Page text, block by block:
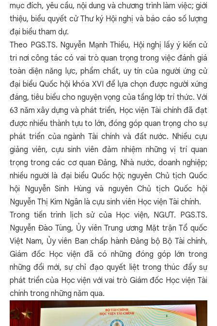
mục đích, yêu cầu, nội dung và chương trình làm việc; giới
thiệu, biểu quyết cử Thư ký Hội nghị và báo cáo số lượng
đại biểu tham dự.
Theo PGS.TS. Nguyễn Mạnh Thiều, Hội nghị lấy ý kiến cử
tri nơi công tác có vai trò quan trọng trong việc đánh giá
toàn diện năng lực, phẩm chất, uy tín của người ứng cử
đại biểu Quốc hội khóa XVI để lựa chọn được người xứng
đáng, tiêu biểu cho nguyện vọng của tầng lớp trí thức. Với
63 năm xây dựng và phát triển, Học viện Tài chính đã đạt
được nhiều thành tựu to lớn, đóng góp quan trọng cho sự
phát triển của ngành Tài chính và đất nước. Nhiều cựu
giảng viên, cựu sinh viên đảm nhiệm những vị trí quan
trọng trong các cơ quan Đảng, Nhà nước, doanh nghiệp;
nhiều người là đại biểu Quốc hội; nguyên Chủ tịch Quốc
hội Nguyễn Sinh Hùng và nguyên Chủ tịch Quốc hội
Nguyễn Thị Kim Ngân là cựu sinh viên Học viện Tài chính.
Trong tiến trình lịch sử của Học viện, NGƯT. PGS.TS.
Nguyễn Đào Tùng, Ủy viên Trung ương Mặt trận Tổ quốc
Việt Nam, Ủy viên Ban chấp hành Đảng bộ Bộ Tài chính,
Giám đốc Học viện đã có những đóng góp lớn trong
những đổi mới, sự chỉ đạo quyết liệt trong thúc đẩy sự
phát triển của Học viện với vai trò Giám đốc Học viện Tài
chính trong những năm qua.